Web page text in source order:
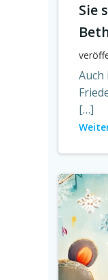
Sie
Auch
[…]